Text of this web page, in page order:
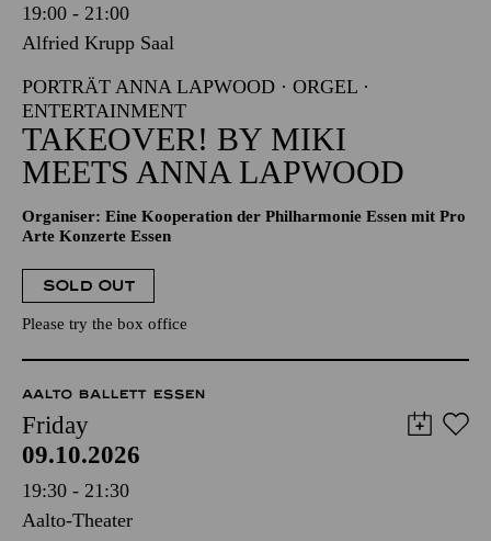
19:00 - 21:00
Alfried Krupp Saal
PORTRÄT ANNA LAPWOOD · ORGEL ·
ENTERTAINMENT
TAKEOVER! BY MIKI
MEETS ANNA LAPWOOD
Organiser: Eine Kooperation der Philharmonie Essen mit Pro
Arte Konzerte Essen
SOLD OUT
Please try the box office
AALTO BALLETT ESSEN
Friday
09.10.2026
19:30 - 21:30
Aalto-Theater